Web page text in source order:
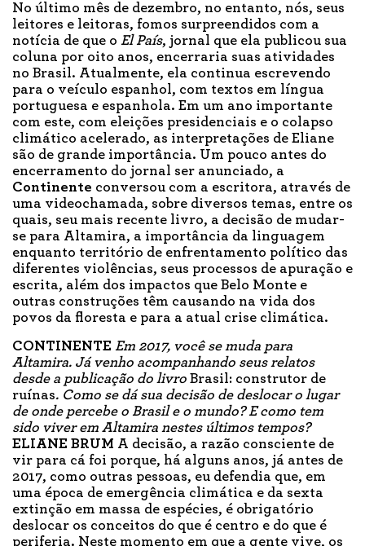
No último mês de dezembro, no entanto, nós, seus
leitores e leitoras, fomos surpreendidos com a
notícia de que o El País, jornal que ela publicou sua
coluna por oito anos, encerraria suas atividades
no Brasil. Atualmente, ela continua escrevendo
para o veículo espanhol, com textos em língua
portuguesa e espanhola. Em um ano importante
com este, com eleições presidenciais e o colapso
climático acelerado, as interpretações de Eliane
são de grande importância. Um pouco antes do
encerramento do jornal ser anunciado, a
Continente conversou com a escritora, através de
uma videochamada, sobre diversos temas, entre os
quais, seu mais recente livro, a decisão de mudar-
se para Altamira, a importância da linguagem
enquanto território de enfrentamento político das
diferentes violências, seus processos de apuração e
escrita, além dos impactos que Belo Monte e
outras construções têm causando na vida dos
povos da floresta e para a atual crise climática.
CONTINENTE Em 2017, você se muda para
Altamira. Já venho acompanhando seus relatos
desde a publicação do livro Brasil: construtor de
ruínas. Como se dá sua decisão de deslocar o lugar
de onde percebe o Brasil e o mundo? E como tem
sido viver em Altamira nestes últimos tempos?
ELIANE BRUM A decisão, a razão consciente de
vir para cá foi porque, há alguns anos, já antes de
2017, como outras pessoas, eu defendia que, em
uma época de emergência climática e da sexta
extinção em massa de espécies, é obrigatório
deslocar os conceitos do que é centro e do que é
periferia. Neste momento em que a gente vive, os